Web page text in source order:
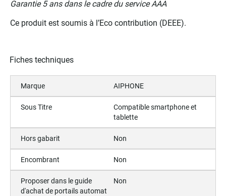
Garantie 5 ans dans le cadre du service AAA
Ce produit est soumis à l’Eco contribution (DEEE).
Fiches techniques
Marque AIPHONE
Sous Titre
Compatible smartphone et
tablette
Hors gabarit Non
Encombrant Non
Proposer dans le guide
d'achat de portails automat
Non